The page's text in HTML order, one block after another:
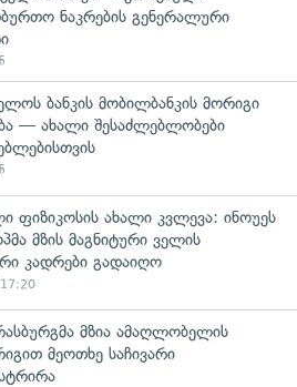
ნაკრების გენერალური
ბანკის მობილბანკის მორიგი
— ახალი შესაძლებლობები
ფიზიკოსის ახალი კვლევა: ინოუეს
მზის მაგნიტური ველის
კადრები გადაიღო
17:20
მზია ამაღლობელის
მეოთხე საჩივარი